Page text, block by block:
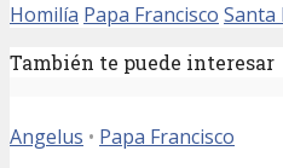
Homilía Papa Francisco Santa
También te puede interesar
Angelus • Papa Francisco